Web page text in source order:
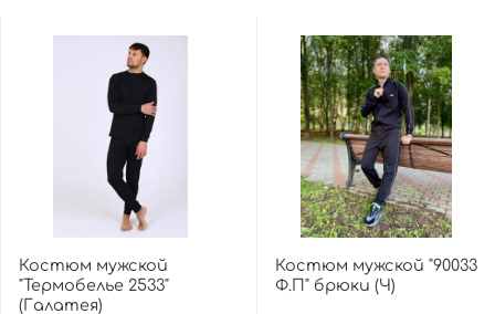
Костюм мужской
"Термобелье 2533"
(Галатея)
Костюм мужской "90033
Ф.П" брюки (Ч)